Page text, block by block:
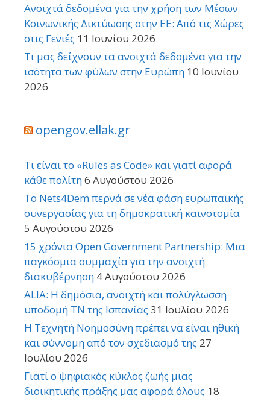
Ανοιχτά δεδομένα για την χρήση των Μέσων
Κοινωνικής Δικτύωσης στην ΕΕ: Από τις Χώρες
στις Γενιές 11 Ιουνίου 2026
Τι μας δείχνουν τα ανοιχτά δεδομένα για την
ισότητα των φύλων στην Ευρώπη 10 Ιουνίου
2026
opengov.ellak.gr
Τι είναι το «Rules as Code» και γιατί αφορά
κάθε πολίτη6 Αυγούστου 2026
Το Nets4Dem περνά σε νέα φάση ευρωπαϊκής
συνεργασίας για τη δημοκρατική καινοτομία
5 Αυγούστου 2026
15 χρόνια Open Government Partnership: Μια
παγκόσμια συμμαχία για την ανοιχτή
διακυβέρνηση 4 Αυγούστου 2026
ALIA: Η δημόσια, ανοιχτή και πολύγλωσση
υποδομή ΤΝ της Ισπανίας 31 Ιουλίου 2026
Η Τεχνητή Νοημοσύνη πρέπει να είναι ηθική
και σύννομη από τον σχεδιασμό της 27
Ιουλίου 2026
Γιατί ο ψηφιακός κύκλος ζωής μιας
διοικητικής πράξης μας αφορά όλους 18